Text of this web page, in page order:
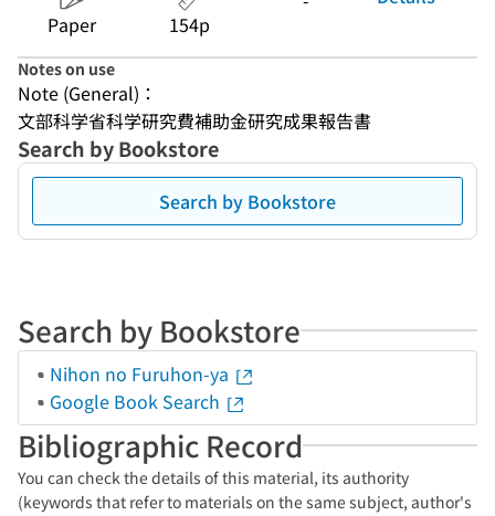
Paper 154p
Notes on use
Note (General)：
文部科学省科学研究費補助金研究成果報告書
Search by Bookstore
Search by Bookstore
Search by Bookstore
Nihon no Furuhon-ya
Google Book Search
Bibliographic Record
You can check the details of this material, its authority
(keywords that refer to materials on the same subject, author's